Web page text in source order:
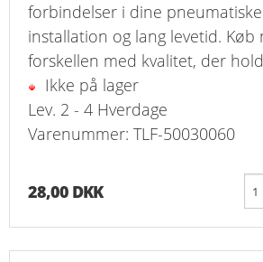
forbindelser i dine
installation og lang levetid. Køb
forskellen med kvalitet, der
Ikke på lager
Lev. 2 - 4 Hverdage
Varenummer: TLF-50030060
28,00 DKK